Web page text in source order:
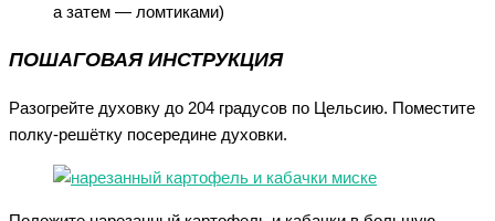
а затем — ломтиками)
ПОШАГОВАЯ ИНСТРУКЦИЯ
Разогрейте духовку до 204 градусов по Цельсию. Поместите
полку-решётку посередине духовки.